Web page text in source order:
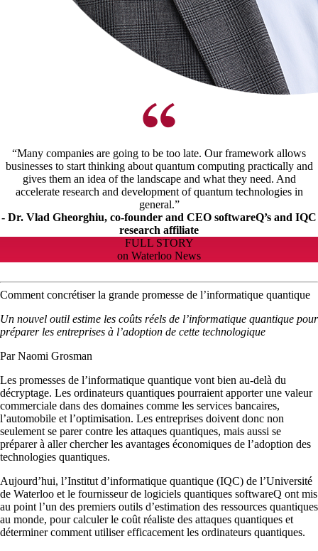
“Many companies are going to be too late. Our framework allows
businesses to start thinking about quantum computing practically and
gives them an idea of the landscape and what they need. And
accelerate research and development of quantum technologies in
general.”
- Dr. Vlad Gheorghiu, co-founder and CEO softwareQ’s and IQC
research affiliate
FULL STORY
on Waterloo News
Comment concrétiser la grande promesse de l’informatique quantique
Un nouvel outil estime les coûts réels de l’informatique quantique pour
préparer les entreprises à l’adoption de cette technologique
Par Naomi Grosman
Les promesses de l’informatique quantique vont bien au-delà du
décryptage. Les ordinateurs quantiques pourraient apporter une valeur
commerciale dans des domaines comme les services bancaires,
l’automobile et l’optimisation. Les entreprises doivent donc non
seulement se parer contre les attaques quantiques, mais aussi se
préparer à aller chercher les avantages économiques de l’adoption des
technologies quantiques.
Aujourd’hui, l’Institut d’informatique quantique (IQC) de l’Université
de Waterloo et le fournisseur de logiciels quantiques softwareQ ont mis
au point l’un des premiers outils d’estimation des ressources quantiques
au monde, pour calculer le coût réaliste des attaques quantiques et
déterminer comment utiliser efficacement les ordinateurs quantiques.